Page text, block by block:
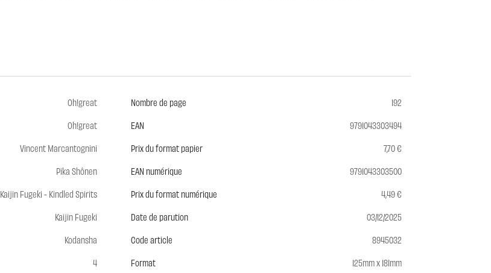
Oh!great
Oh!great
Vincent Marcantognini
Pika Shônen
Kaijin Fugeki - Kindled Spirits
Kaijin Fugeki
Kodansha
4
Nombre de page
192
EAN
9791043303494
Prix du format papier
7,70 €
EAN numérique
9791043303500
Prix du format numérique
4,49 €
Date de parution
03/12/2025
Code article
8945032
Format
125mm x 181mm